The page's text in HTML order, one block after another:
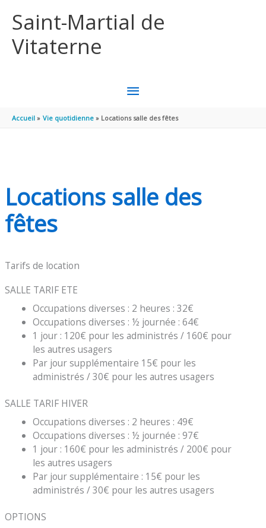
Saint-Martial de
Vitaterne
MENU
PRINCIPAL
Accueil Vie quotidienne Locations salle des fêtes
Locations salle des
fêtes
Tarifs de location
SALLE TARIF ETE
Occupations diverses : 2 heures : 32€
Occupations diverses : ½ journée : 64€
1 jour : 120€ pour les administrés / 160€ pour
les autres usagers
Par jour supplémentaire 15€ pour les
administrés / 30€ pour les autres usagers
SALLE TARIF HIVER
Occupations diverses : 2 heures : 49€
Occupations diverses : ½ journée : 97€
1 jour : 160€ pour les administrés / 200€ pour
les autres usagers
Par jour supplémentaire : 15€ pour les
administrés / 30€ pour les autres usagers
OPTIONS